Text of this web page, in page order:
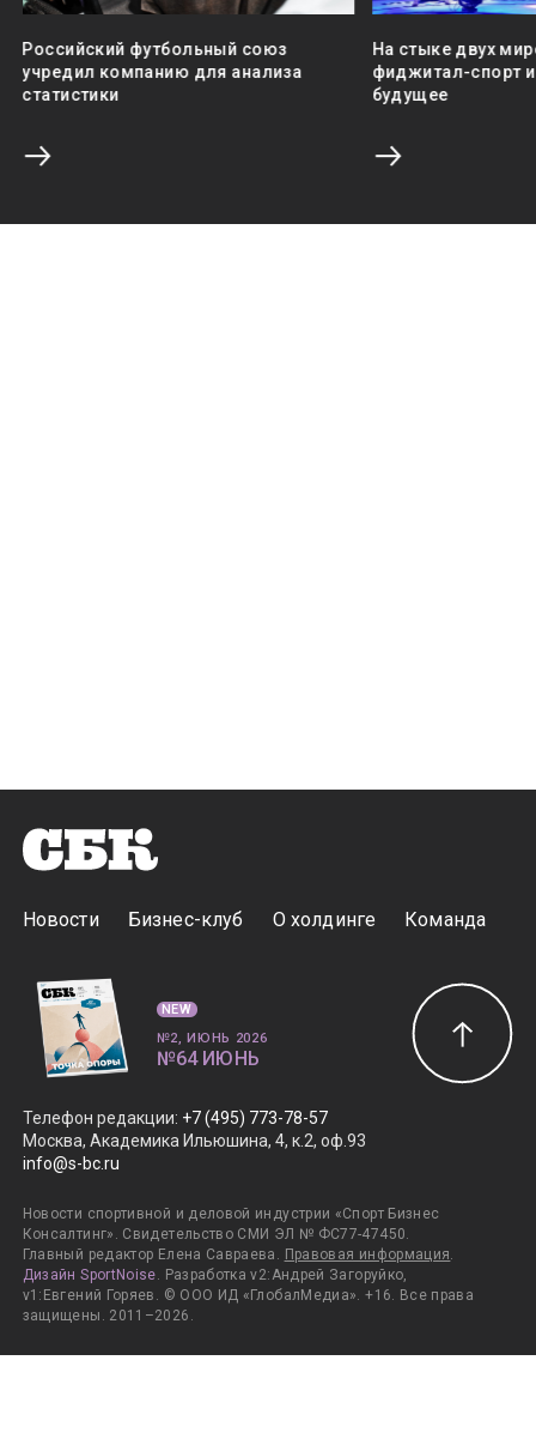
Российский футбольный союз
учредил компанию для анализа
статистики
На стыке двух
фиджитал-спорт
будущее
Новости Бизнес-клуб О холдинге Команда
Телефон редакции: +7 (495) 773-78-57
Москва, Академика Ильюшина, 4, к.2, оф.93
info@s-bc.ru
Новости спортивной и деловой индустрии «Спорт Бизнес
Консалтинг». Свидетельство СМИ ЭЛ № ФС77-47450.
Главный редактор Елена Савраева. Правовая информация.
Дизайн SportNoise. Разработка v2:Андрей Загоруйко,
v1:Евгений Горяев. © ООО ИД «ГлобалМедиа». +16. Все права
защищены. 2011–2026.
NEW
№2, ИЮНЬ 2026
№64 ИЮНЬ